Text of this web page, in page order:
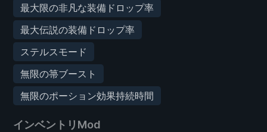
最大限の非凡な装備ドロップ率
最大伝説の装備ドロップ率
ステルスモード
無限の箒ブースト
無限のポーション効果持続時間
インベントリMod